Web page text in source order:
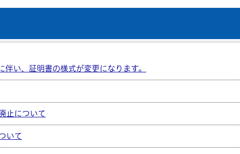
伴い、証明書の様式が変更になります。
止について
いて